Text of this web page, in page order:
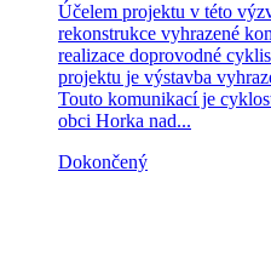
Účelem projektu v této
rekonstrukce vyhrazené
realizace doprovodné
projektu je výstavba
Touto komunikací je
obci Horka nad...
Dokončený